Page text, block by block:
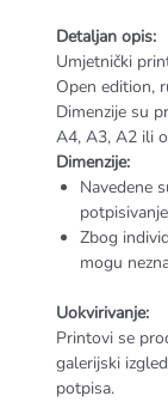
Detaljan opis:
Umjetnički
Open edition,
Dimenzije su
A4, A3, A2 ili
Dimenzije:
Navedene
Zbog
mogu
Uokvirivanje:
Printovi se
galerijski
potpisa.